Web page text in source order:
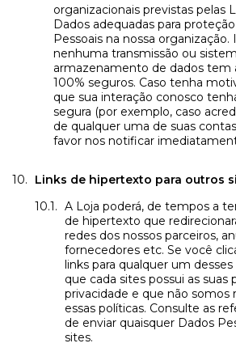
organizacionais previstas pelas
Dados adequadas para
Pessoais na nossa
nenhuma transmissão ou
armazenamento de dados tem
100% seguros. Caso tenha
que sua interação conosco
segura (por exemplo, caso
de qualquer uma de suas
favor nos notificar
Links de hipertexto para outros
A Loja poderá, de tempos a
de hipertexto que
redes dos nossos parceiros,
fornecedores etc. Se você
links para qualquer um
que cada sites possui as suas
privacidade e que não somos
essas políticas. Consulte as
de enviar quaisquer Dados
sites.